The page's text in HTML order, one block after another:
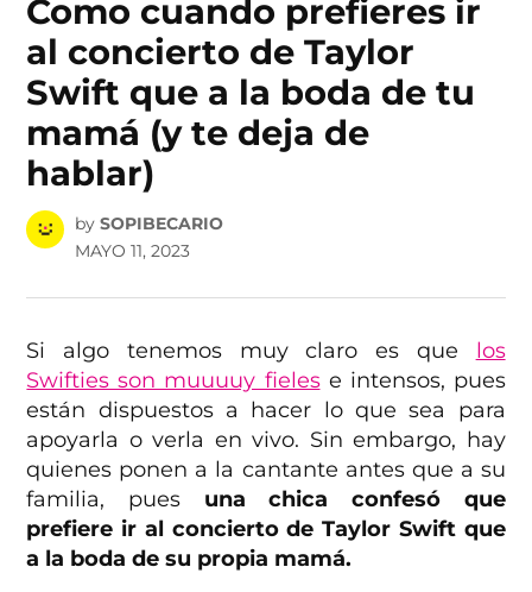
Como cuando prefieres ir
al concierto de Taylor
Swift que a la boda de tu
mamá (y te deja de
hablar)
by SOPIBECARIO
MAYO 11, 2023
Si algo tenemos muy claro es que los
Swifties son muuuuy fielese intensos, pues
están dispuestos a hacer lo que sea para
apoyarla o verla en vivo. Sin embargo, hay
quienes ponen a la cantante antes que a su
familia, pues una chica confesó que
prefiere ir al concierto de Taylor Swift que
a la boda de su propia mamá.